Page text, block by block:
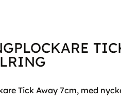
Tick Away 7cm, med